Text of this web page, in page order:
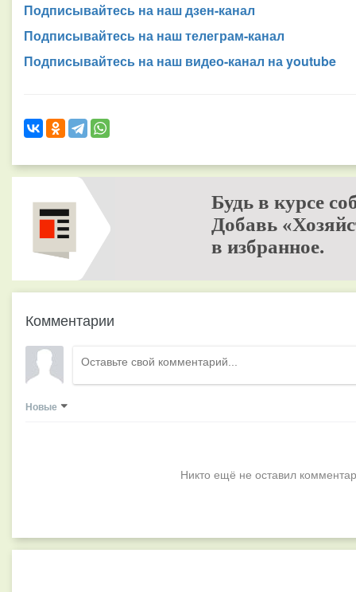
Подписывайтесь на наш дзен-канал
Подписывайтесь на наш телеграм-канал
Подписывайтесь на наш видео-канал на youtube
Будь в курсе
Добавь
в избранное.
Комментарии
Новые
Никто ещё не оставил